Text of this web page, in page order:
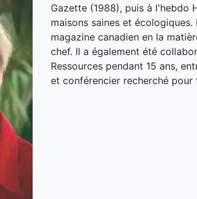
Gazette (1988), puis à l'hebdo
maisons saines et
magazine canadien en la
chef. Il a également été
Ressources pendant 15 ans,
et conférencier recherché